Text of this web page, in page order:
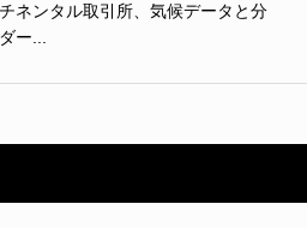
ネンタル取引所、気候データと分
ー...